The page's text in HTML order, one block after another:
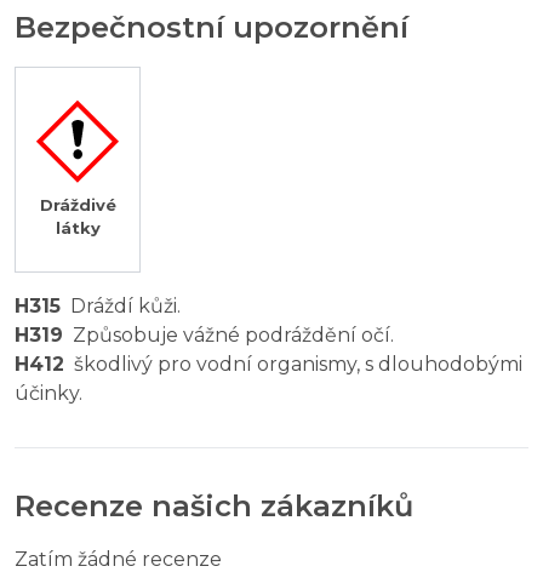
Bezpečnostní upozornění
Dráždivé
látky
H315 Dráždí kůži.
H319 Způsobuje vážné podráždění očí.
H412 škodlivý pro vodní organismy, s dlouhodobými
účinky.
Recenze našich zákazníků
Zatím žádné recenze